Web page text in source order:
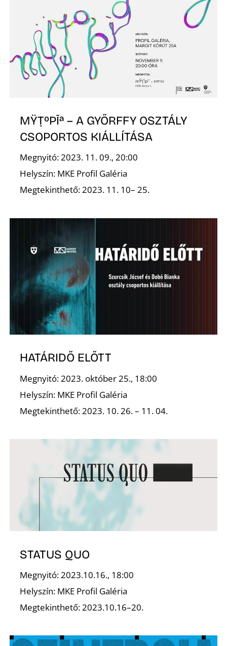
MŸṬ⁰PĪª – A GYŐRFFY OSZTÁLY
CSOPORTOS KIÁLLÍTÁSA
Megnyitó: 2023. 11. 09., 20:00
Helyszín: MKE Profil Galéria
Megtekinthető: 2023. 11. 10– 25.
HATÁRIDŐ ELŐTT
Megnyitó: 2023. október 25., 18:00
Helyszín: MKE Profil Galéria
Megtekinthető: 2023. 10. 26. – 11. 04.
STATUS QUO
Megnyitó: 2023.10.16., 18:00
Helyszín: MKE Profil Galéria
Megtekinthető: 2023.10.16–20.